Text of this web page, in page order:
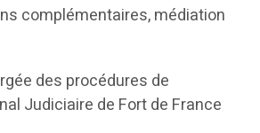
complémentaires, médiation
des procédures de
Judiciaire de Fort de France